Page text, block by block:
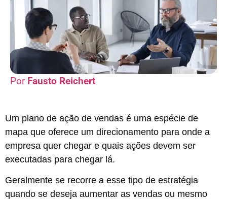
Fausto Reichert
Um plano de ação de vendas é uma espécie de
mapa que oferece um direcionamento para onde a
empresa quer chegar e quais ações devem ser
executadas para chegar lá.
Geralmente se recorre a esse tipo de estratégia
quando se deseja aumentar as vendas ou mesmo